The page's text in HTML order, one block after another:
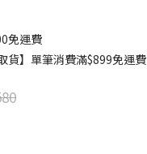
免運費
貨】單筆消費滿$899免運費